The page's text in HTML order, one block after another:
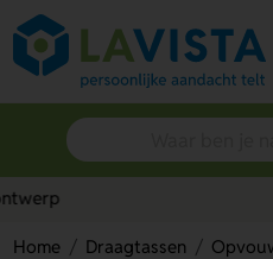
Home Draagtassen